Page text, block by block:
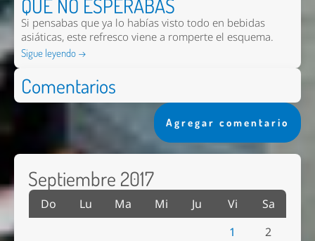
QUE NO ESPERABAS
Si pensabas que ya lo habías visto todo en bebidas
asiáticas, este refresco viene a romperte el esquema.
Sigue leyendo →
Comentarios
Agregar comentario
Septiembre 2017
Do Lu Ma Mi Ju Vi
Sa
1
2